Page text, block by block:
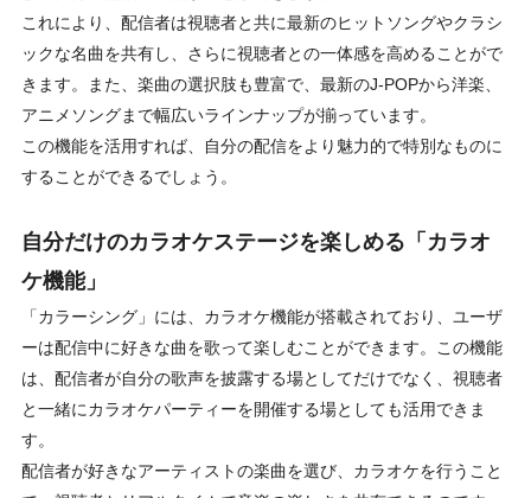
これにより、配信者は視聴者と共に最新のヒットソングやクラシ
ックな名曲を共有し、さらに視聴者との一体感を高めることがで
きます。また、楽曲の選択肢も豊富で、最新のJ-POPから洋楽、
アニメソングまで幅広いラインナップが揃っています。
この機能を活用すれば、自分の配信をより魅力的で特別なものに
することができるでしょう。
自分だけのカラオケステージを楽しめる「カラオ
ケ機能」
「カラーシング」には、カラオケ機能が搭載されており、ユーザ
ーは配信中に好きな曲を歌って楽しむことができます。この機能
は、配信者が自分の歌声を披露する場としてだけでなく、視聴者
と一緒にカラオケパーティーを開催する場としても活用できま
す。
配信者が好きなアーティストの楽曲を選び、カラオケを行うこと